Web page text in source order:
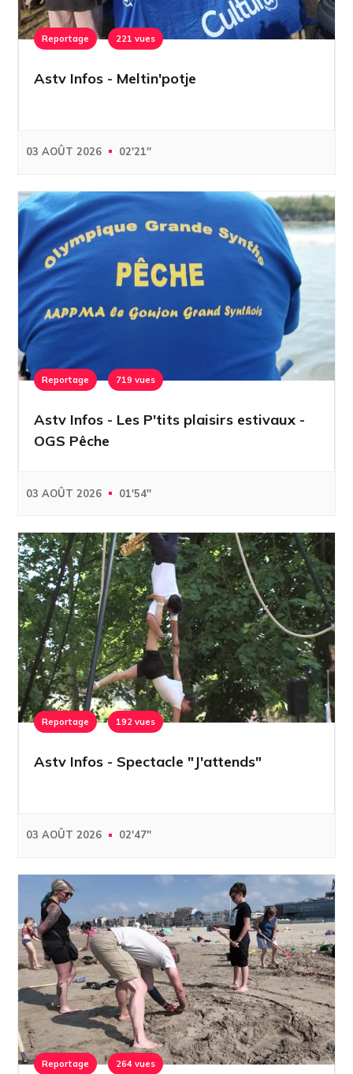
Reportage 221 vues
Astv Infos - Meltin'potje
03 AOÛT 2026 02'21''
Reportage 719 vues
Astv Infos - Les P'tits plaisirs estivaux -
OGS Pêche
03 AOÛT 2026 01'54''
Reportage 192 vues
Astv Infos - Spectacle "J'attends"
03 AOÛT 2026 02'47''
Reportage 264 vues